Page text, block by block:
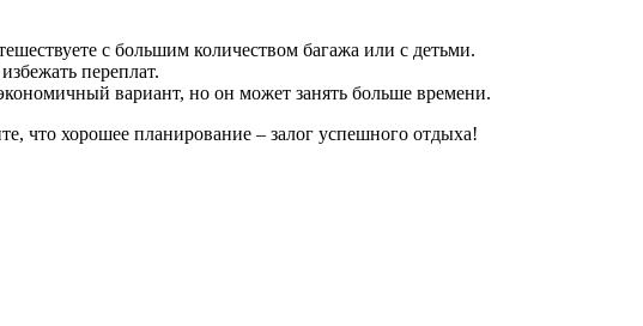
с большим количеством багажа или с детьми.
переплат.
вариант, но он может занять больше времени.
что хорошее планирование – залог успешного отдыха!